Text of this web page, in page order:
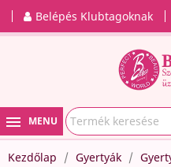
Belépés Klubtagoknak
MENU
Kezdőlap Gyertyák